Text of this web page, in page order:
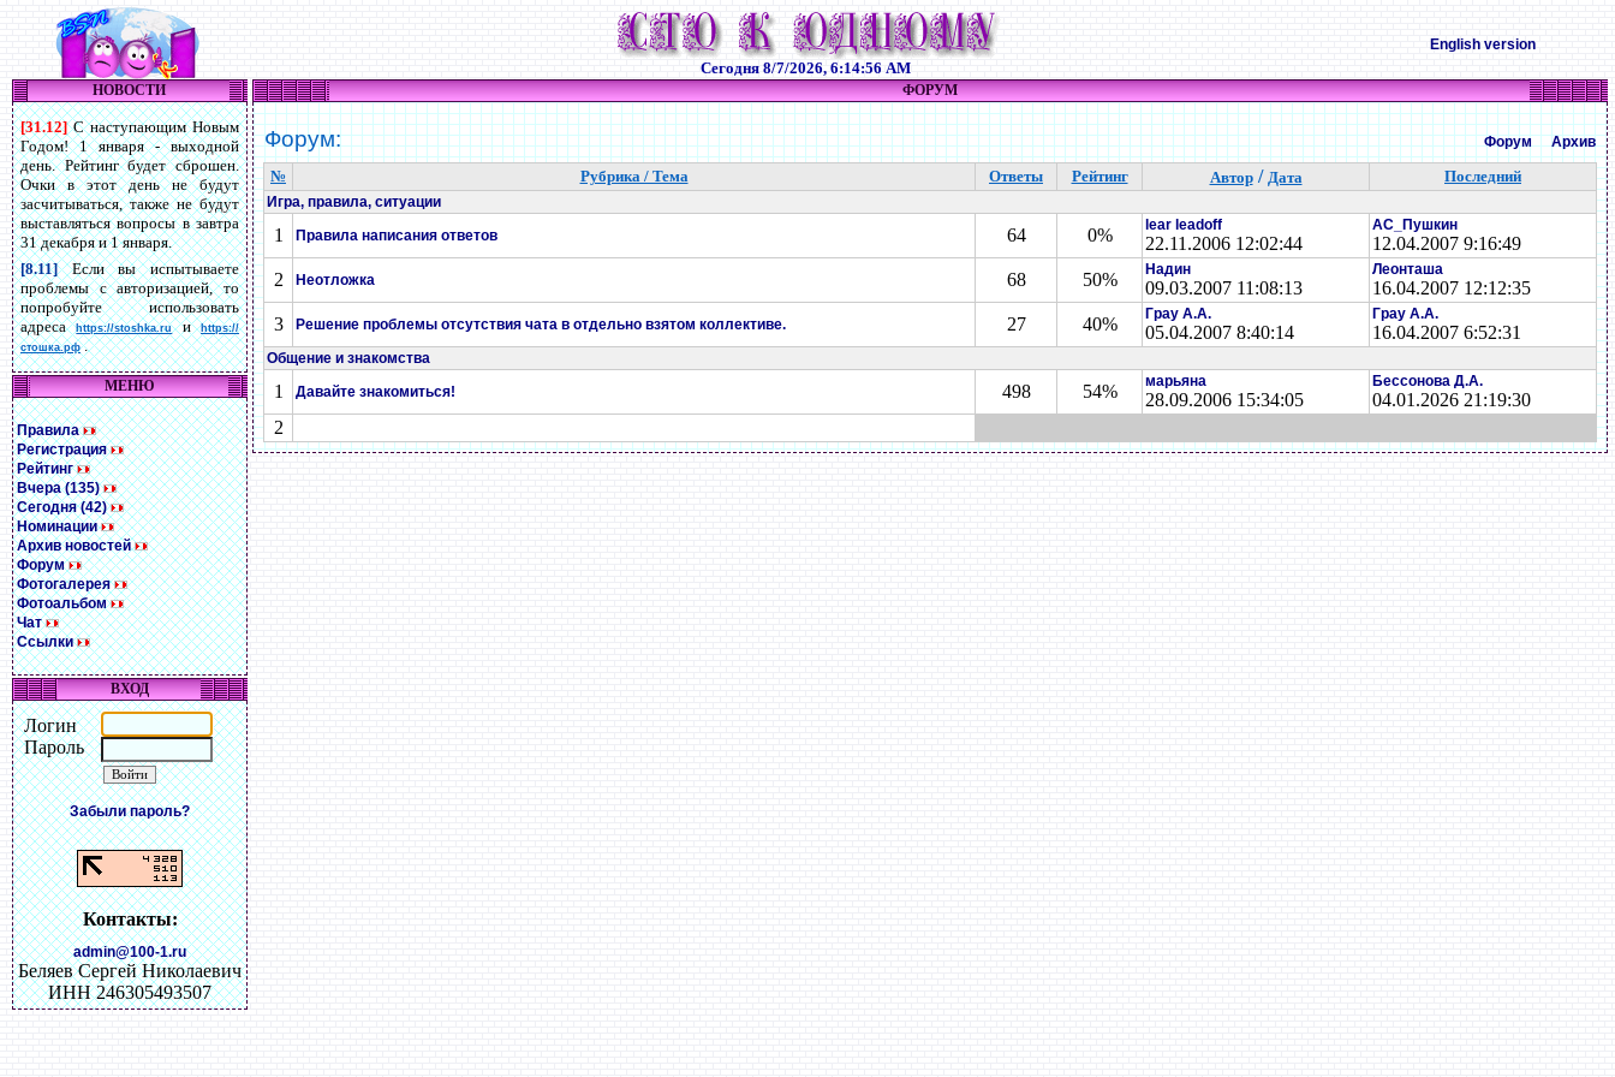
Сегодня 8/7/2026, 6:14:56 AM
English version
НОВОСТИ
[31.12]С наступающим Новым
Годом! 1 января - выходной
день. Рейтинг будет сброшен.
Очки в этот день не будут
засчитываться, также не будут
выставляться вопросы в завтра
31 декабря и 1 января.
[8.11]Если вы испытываете
проблемы с авторизацией, то
попробуйте использовать
адресаhttps://stoshka.ruиhttps://
стошка.рф.
МЕНЮ
Правила
Регистрация
Рейтинг
Вчера (135)
Сегодня (42)
Номинации
Архив новостей
Форум
Фотогалерея
Фотоальбом
Чат
Ссылки
ВХОД
Логин
Пароль
Забыли пароль?
Контакты:
admin@100-1.ru
Беляев Сергей Николаевич
ИНН 246305493507
ФОРУМ
Форум: Форум Архив
№ Рубрика / Тема Ответы Рейтинг Автор/ Дата Последний
Игра, правила, ситуации
1 Правила написания ответов 64 0% lear leadoff
22.11.2006 12:02:44
AC_Пyшкин
12.04.2007 9:16:49
2
Неотложка 68 50% Надин
09.03.2007 11:08:13
Леонташа
16.04.2007 12:12:35
3
Решение проблемы отсутствия чата в отдельно взятом коллективе. 27 40% Грау А.А.
05.04.2007 8:40:14
Грау А.А.
16.04.2007 6:52:31
Общение и знакомства
1 Давайте знакомиться! 498 54% марьяна
28.09.2006 15:34:05
Бессонова Д.А.
04.01.2026 21:19:30
2